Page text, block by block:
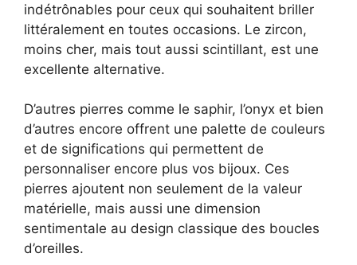
indétrônables pour ceux qui souhaitent briller
littéralement en toutes occasions. Le zircon,
moins cher, mais tout aussi scintillant, est une
excellente alternative.
D’autres pierres comme le saphir, l’onyx et bien
d’autres encore offrent une palette de couleurs
et de significations qui permettent de
personnaliser encore plus vos bijoux. Ces
pierres ajoutent non seulement de la valeur
matérielle, mais aussi une dimension
sentimentale au design classique des boucles
d’oreilles.